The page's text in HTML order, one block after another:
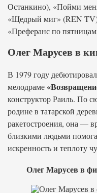
Останкино), «Пойми
«Щедрый миг» (REN
«Преферанс по
Олег Марусев в
В 1979 году
мелодраме
конструктор Раиль. По
родине в татарской
ракетостроения, она —
близкими людьми
искренность и теплоту
Олег Марусев в